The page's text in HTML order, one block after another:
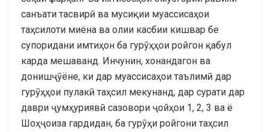
санъати тасвирӣ ва мусиқии муассисаҳои
таҳсилоти миёна ва олии касбии кишвар бе
супоридани имтиҳон ба гурӯҳҳои ройгон қабул
карда мешаванд. Инчунин, хонандагон ва
донишҷӯёне, ки дар муассисаҳои таълимӣ дар
гурӯҳҳои пулакӣ таҳсил мекунанд, дар сурати дар
даври ҷумҳуриявӣ сазовори ҷойҳои 1, 2, 3 ва ё
Шоҳҷоиза гардидан, ба гурӯҳи ройгони таҳсил